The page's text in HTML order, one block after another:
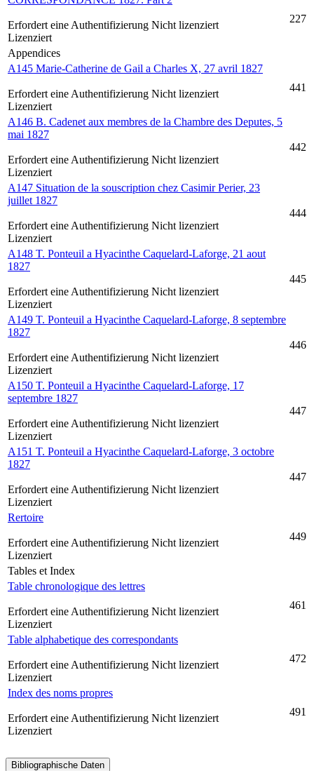
Erfordert eine Authentifizierung Nicht lizenziert
Lizenziert
227
Appendices
A145 Marie-Catherine de Gail a Charles X, 27 avril 1827
Erfordert eine Authentifizierung Nicht lizenziert
Lizenziert
441
A146 B. Cadenet aux membres de la Chambre des Deputes, 5
mai 1827
Erfordert eine Authentifizierung Nicht lizenziert
Lizenziert
442
A147 Situation de la souscription chez Casimir Perier, 23
juillet 1827
Erfordert eine Authentifizierung Nicht lizenziert
Lizenziert
444
A148 T. Ponteuil a Hyacinthe Caquelard-Laforge, 21 aout
1827
Erfordert eine Authentifizierung Nicht lizenziert
Lizenziert
445
A149 T. Ponteuil a Hyacinthe Caquelard-Laforge, 8 septembre
1827
Erfordert eine Authentifizierung Nicht lizenziert
Lizenziert
446
A150 T. Ponteuil a Hyacinthe Caquelard-Laforge, 17
septembre 1827
Erfordert eine Authentifizierung Nicht lizenziert
Lizenziert
447
A151 T. Ponteuil a Hyacinthe Caquelard-Laforge, 3 octobre
1827
Erfordert eine Authentifizierung Nicht lizenziert
Lizenziert
447
Rertoire
Erfordert eine Authentifizierung Nicht lizenziert
Lizenziert
449
Tables et Index
Table chronologique des lettres
Erfordert eine Authentifizierung Nicht lizenziert
Lizenziert
461
Table alphabetique des correspondants
Erfordert eine Authentifizierung Nicht lizenziert
Lizenziert
472
Index des noms propres
Erfordert eine Authentifizierung Nicht lizenziert
Lizenziert
491
Bibliographische Daten